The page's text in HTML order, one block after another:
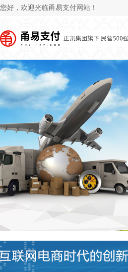
您好，欢迎光临甬易支付网站！